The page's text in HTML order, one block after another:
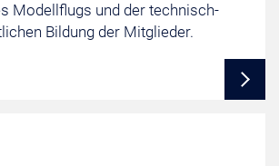
Modellflugs und der technisch-
Bildung der Mitglieder.